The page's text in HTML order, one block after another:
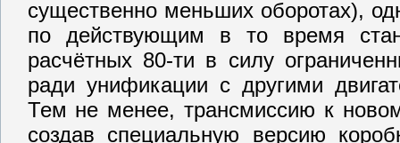
существенно меньших оборотах),
по действующим в то время
расчётных 80-ти в силу
ради унификации с другими
Тем не менее, трансмиссию к
создав специальную версию